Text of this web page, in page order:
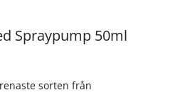
Spraypump 50ml
sorten från